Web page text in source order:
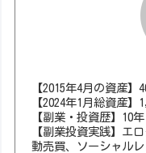
【2015年4月の資産】
【2024年1月総資産】
【副業・投資歴】10
【副業投資実践】エ
動売買、ソーシャル